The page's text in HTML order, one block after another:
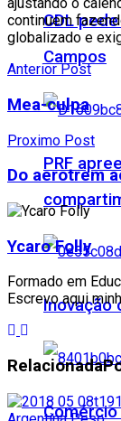
CDL
Campos
PRF
Inovação
continuem
globalizado e
Anterior Post
Mea-culpa
Proximo Post
Do aerotrem
Ycaro Folly
Formado em
Escrevo aqui
Relacionada